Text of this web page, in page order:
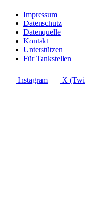
Impressum
Datenschutz
Datenquelle
Kontakt
Unterstützen
Für Tankstellen
Instagram X